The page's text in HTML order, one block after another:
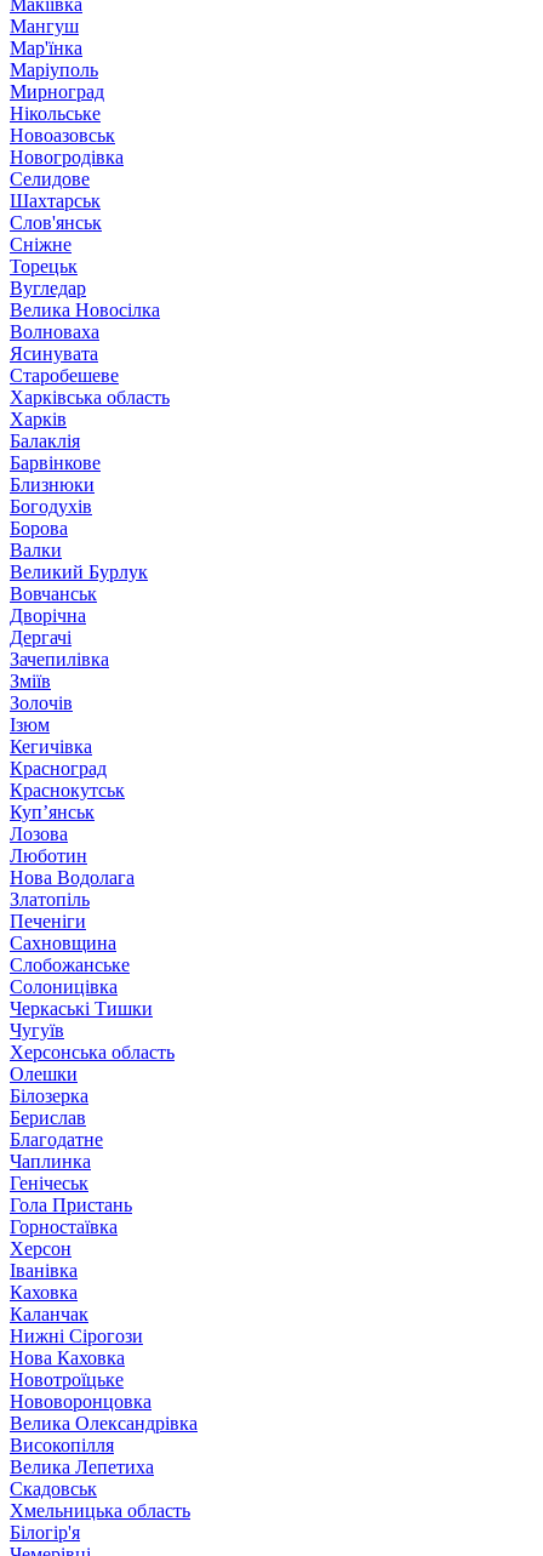
Макіївка
Мангуш
Мар'їнка
Маріуполь
Мирноград
Нікольське
Новоазовськ
Новогродівка
Селидове
Шахтарськ
Слов'янськ
Сніжне
Торецьк
Вугледар
Велика Новосілка
Волноваха
Ясинувата
Старобешеве
Харківська область
Харків
Балаклія
Барвінкове
Близнюки
Богодухів
Борова
Валки
Великий Бурлук
Вовчанськ
Дворічна
Дергачі
Зачепилівка
Зміїв
Золочів
Ізюм
Кегичівка
Красноград
Краснокутськ
Куп’янськ
Лозова
Люботин
Нова Водолага
Златопіль
Печеніги
Сахновщина
Слобожанське
Солоницівка
Черкаські Тишки
Чугуїв
Херсонська область
Олешки
Білозерка
Берислав
Благодатне
Чаплинка
Генічеськ
Гола Пристань
Горностаївка
Херсон
Іванівка
Каховка
Каланчак
Нижні Сірогози
Нова Каховка
Новотроїцьке
Нововоронцовка
Велика Олександрівка
Високопілля
Велика Лепетиха
Скадовськ
Хмельницька область
Білогір'я